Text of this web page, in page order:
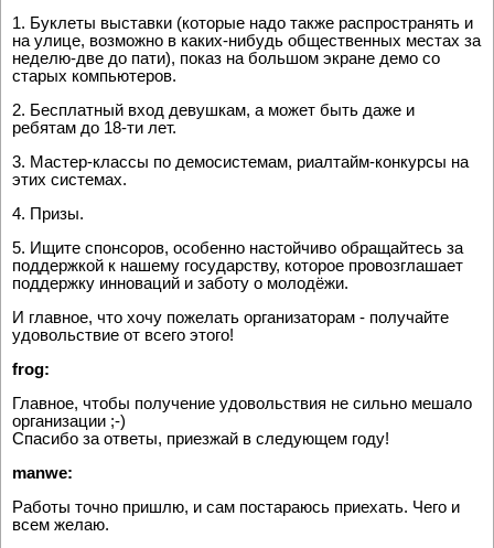
1. Буклеты выставки (которые надо также распространять и
на улице, возможно в каких-нибудь общественных местах за
неделю-две до пати), показ на большом экране демо со
старых компьютеров.
2. Бесплатный вход девушкам, а может быть даже и
ребятам до 18-ти лет.
3. Мастер-классы по демосистемам, риалтайм-конкурсы на
этих системах.
4. Призы.
5. Ищите спонсоров, особенно настойчиво обращайтесь за
поддержкой к нашему государству, которое провозглашает
поддержку инноваций и заботу о молодёжи.
И главное, что хочу пожелать организаторам - получайте
удовольствие от всего этого!
frog:
Главное, чтобы получение удовольствия не сильно мешало
организации ;-)
Спасибо за ответы, приезжай в следующем году!
manwe:
Работы точно пришлю, и сам постараюсь приехать. Чего и
всем желаю.